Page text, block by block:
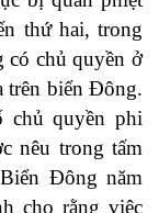
thứ hai, trong
có chủ quyền ở
trên biển Đông.
chủ quyền phi
nêu trong tấm
Đông năm
cho rằng việc